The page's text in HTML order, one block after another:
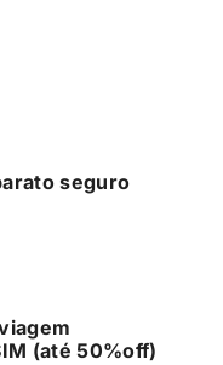
seguro
(até 50%off)